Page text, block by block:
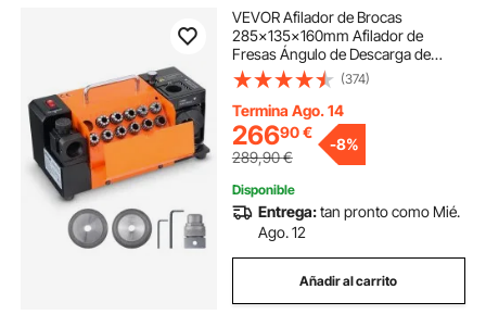
VEVOR Afilador de Brocas
285x135x160mm Afilador de
Fresas Ángulo de Descarga de
Labios de 3-13 mm Ángulo de
Punta Ajustable 95°-135° Afilador
de Brocas Portátil con 11 Pinzas,
Muela Abrasiva CBN y SDC
(374)
Termina Ago. 14
26690€
289,90€
-8%
Disponible
Entrega:tan pronto como Mié.
Ago. 12
Añadir al carrito